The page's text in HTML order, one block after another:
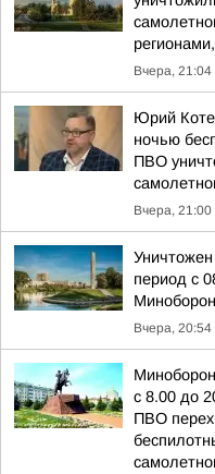
Вчера, 21:04
Юрий
ночью
ПВО
Вчера, 21:00
Уничтожен
период с
Вчера, 20:54
с 8.00 до
ПВО